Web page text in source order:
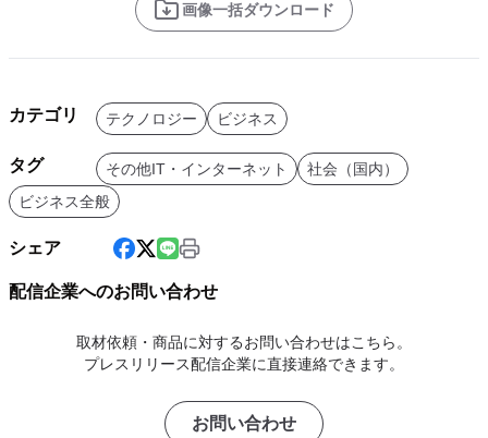
画像一括ダウンロード
カテゴリ テクノロジー ビジネス
タグ その他IT・インターネット
社会（国内）
ビジネス全般
シェア
配信企業へのお問い合わせ
取材依頼・商品に対するお問い合わせはこちら。
プレスリリース配信企業に直接連絡できます。
お問い合わせ